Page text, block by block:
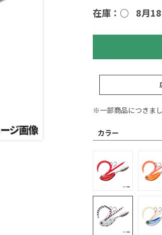
在庫：○ 8月
※一部商品につきま
カラー